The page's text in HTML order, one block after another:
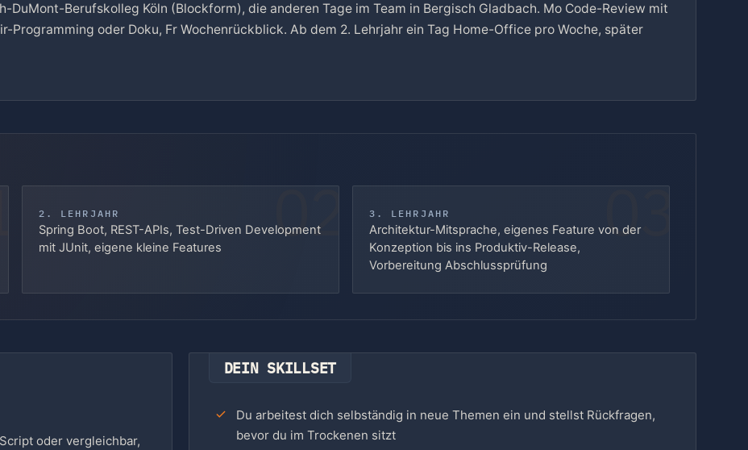
DuMont-Berufskolleg Köln (Blockform), die anderen Tage im Team in Bergisch Gladbach. Mo Code-Review mit
Programming oder Doku, Fr Wochenrückblick. Ab dem 2. Lehrjahr ein Tag Home-Office pro Woche, später
02
2. LEHRJAHR
Spring Boot, REST-APIs, Test-Driven Development
mit JUnit, eigene kleine Features
03
3. LEHRJAHR
Architektur-Mitsprache, eigenes Feature von der
Konzeption bis ins Produktiv-Release,
Vorbereitung Abschlussprüfung
oder vergleichbar,
DEIN SKILLSET
Du arbeitest dich selbständig in neue Themen ein und stellst Rückfragen,
bevor du im Trockenen sitzt